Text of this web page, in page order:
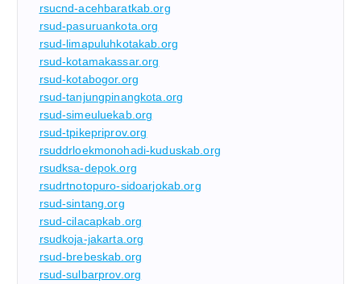
rsucnd-acehbaratkab.org
rsud-pasuruankota.org
rsud-limapuluhkotakab.org
rsud-kotamakassar.org
rsud-kotabogor.org
rsud-tanjungpinangkota.org
rsud-simeuluekab.org
rsud-tpikepriprov.org
rsuddrloekmonohadi-kuduskab.org
rsudksa-depok.org
rsudrtnotopuro-sidoarjokab.org
rsud-sintang.org
rsud-cilacapkab.org
rsudkoja-jakarta.org
rsud-brebeskab.org
rsud-sulbarprov.org